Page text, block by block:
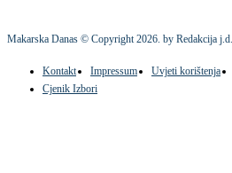
Makarska Danas © Copyright2026. by Redakcija
Kontakt Impressum Uvjeti korištenja
Cjenik Izbori